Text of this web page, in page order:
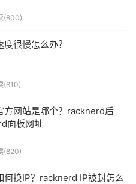
(800)
很慢怎么办？
(810)
方网站是哪个？racknerd后
面板网址
(820)
何换IP？racknerd IP被封怎么